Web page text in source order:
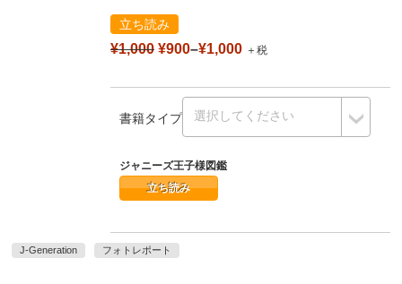
立ち読み
¥1,000 ¥900–¥1,000 ＋税
書籍タイプ
ジャニーズ王子様図鑑
立ち読み
J-Generation フォトレポート